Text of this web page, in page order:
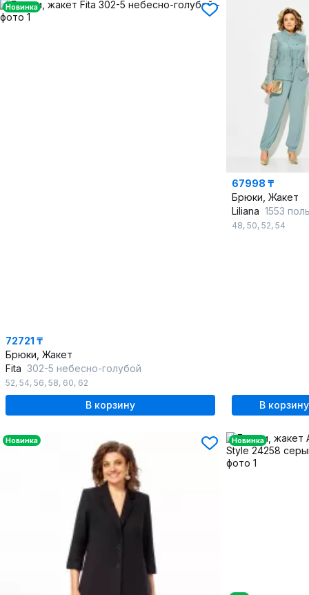
Новинка
72721 ₸
Брюки, Жакет
Fita 302-5 небесно-голубой
52, 54, 56, 58, 60, 62
В корзину
67998 ₸
Брюки, Жакет
Liliana 1553
48, 50, 52, 54
В корзину
Новинка Новинка